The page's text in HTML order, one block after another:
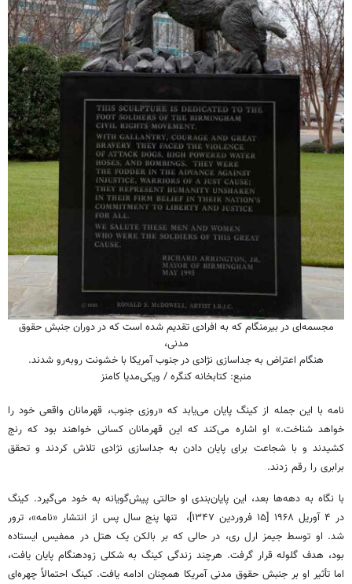
مجسمه‌ای در بیرمنگام که به افرادی تقدیم شده است که در دوران جنبش حقوق
مدنی،
هنگام اعتراض به جداسازی نژادی در جنوب آمریکا با خشونت روبه‌رو شدند.
منبع: کتابخانه کنگره / ویکی‌مدیا کامنز
نامه با این جمله از کینگ پایان می‌یابد که «روزی جنوب، قهرمانان واقعی خود را
خواهد شناخت.» او اشاره می‌کند که این قهرمانان کسانی خواهند بود که رنج
کشیدند و با شجاعت برای پایان دادن به جداسازی نژادی تلاش کردند و تحقق
برابری را رقم زدند.
با نگاه به دهه‌ها بعد، این پایان‌بندی او حالتی پیش‌گویانه به خود می‌گیرد. کینگ
در ۴ آوریل ۱۹۶۸ [۱۵ فروردین ۱۳۴۷]، تنها پنج سال پس از انتشار «نامه»، ترور
شد. او توسط جیمز ارل ری، در حالی که بر بالکن یک هتل در ممفیس ایستاده
بود، هدف گلوله قرار گرفت. هرچند زندگی کینگ به شکلی زودهنگام پایان یافت،
اما تأثیر او بر جنبش حقوق مدنی آمریکا همچنان ادامه یافت. کینگ احتمالاً چهره‌ای